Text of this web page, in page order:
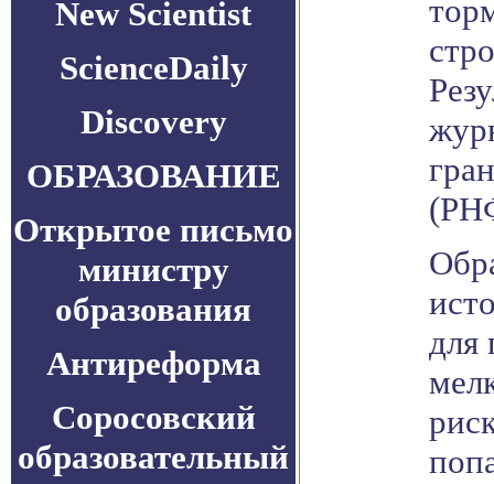
New Scientist
ScienceDaily
Discovery
ОБРАЗОВАНИЕ
Открытое письмо
министру
образования
Антиреформа
Соросовский
образовательный
для